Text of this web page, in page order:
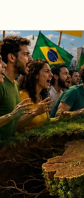
Espiritualidade